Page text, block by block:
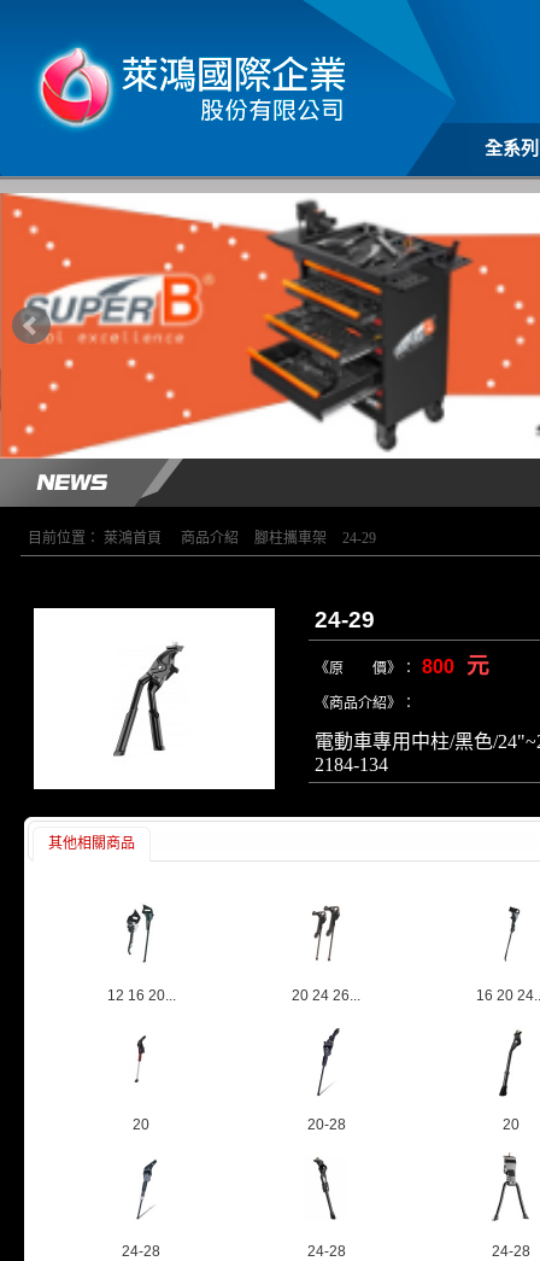
全系
目前位置： 萊鴻首頁 商品介紹 腳柱攜車架 24-29
24-29
《原 價》： 800 元
《商品介紹》：
電動車專用中柱/黑色/
2184-134
其他相關商品
12 16 20... 20 24 26... 16 20
20 20-28 20
24-28 24-28 24-28